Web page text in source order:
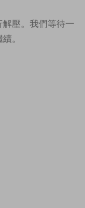
壓。我們等待一
。